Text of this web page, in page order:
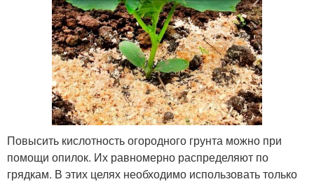
Повысить кислотность огородного грунта можно при
помощи опилок. Их равномерно распределяют по
грядкам. В этих целях необходимо использовать только